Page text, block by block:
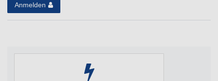
Anmelden